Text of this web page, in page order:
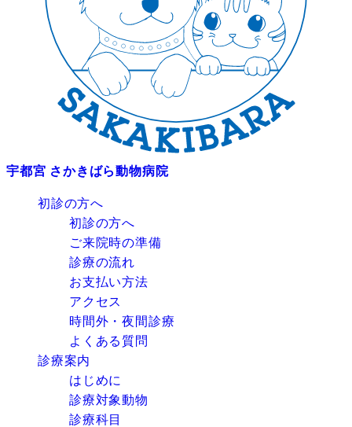
宇都宮 さかきばら動物病院
初診の方へ
初診の方へ
ご来院時の準備
診療の流れ
お支払い方法
アクセス
時間外・夜間診療
よくある質問
診療案内
はじめに
診療対象動物
診療科目